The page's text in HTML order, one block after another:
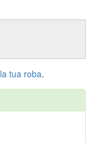
la tua roba.